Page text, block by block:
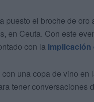
puesto el broche de oro
en Ceuta. Con este
con la implicación
una copa de vino
tener conversaciones